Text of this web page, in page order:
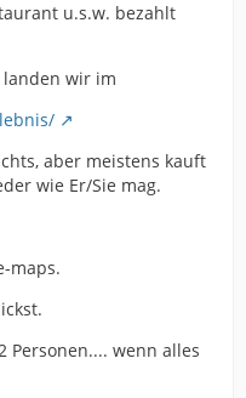
u.s.w. bezahlt
landen wir im
aber meistens kauft
wie Er/Sie mag.
maps.
Personen.... wenn alles